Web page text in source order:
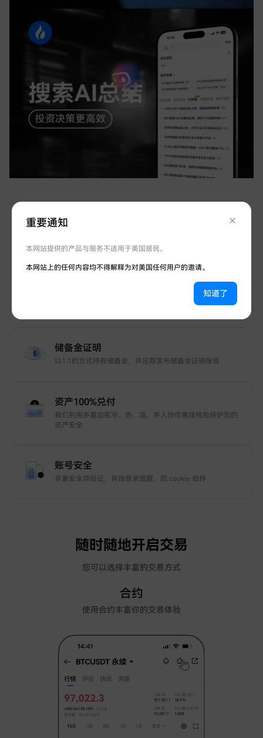
护账号安全
储备金证明
以1:1的方式持有储备金，并定期发布储备金证明报告
资产100%兑付
我们利用多重加密冷、热、温、多人协作离线钱包保护您的
资产安全
账号安全
多重安全项验证，异地登录提醒，防 cookie 劫持
随时随地开启交易
您可以选择丰富的交易方式
合约
使用合约丰富你的交易体验
重要通知
本网站提供的产品与服务不适用于美国居民。
本网站上的任何内容均不得解释为对美国任何用户的邀请。
知道了